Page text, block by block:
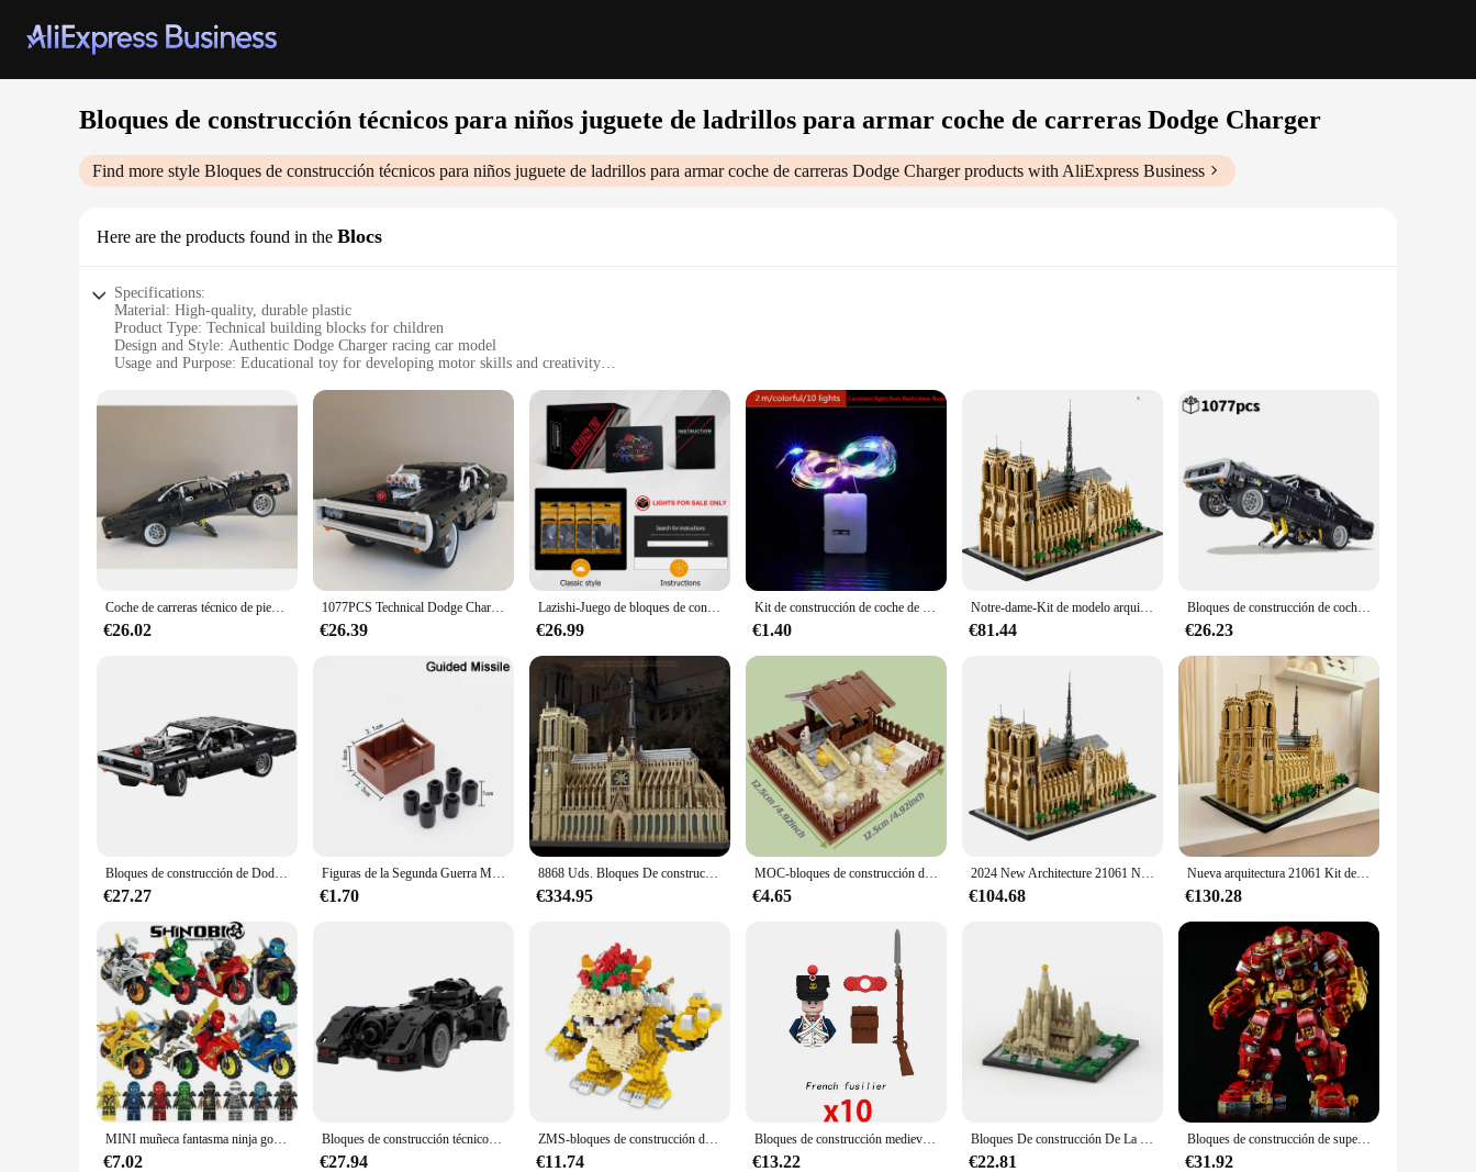
Bloques de construcción técnicos para niños juguete de ladrillos para armar coche de carreras Dodge Charger
Find more style Bloques de construcción técnicos para niños juguete de ladrillos para armar coche de carreras Dodge Chargerproducts with AliExpress Business
Here are the products found in the Blocs
Specifications:
Material: High-quality, durable plastic
Product Type: Technical building blocks for children
Design and Style: Authentic Dodge Charger racing car model
Usage and Purpose: Educational toy for developing motor skills and creativity
Shape and Size: Compact and easy to handle for young builders
**Engaging and Educational Playtime**
The Bloques de construcción técnicos para niños juguete de ladrillos para armar coche de carreras Dodge Charger is not just another toy; it's an engaging educational tool that helps children develop
their motor skills, hand-eye coordination, and problem-solving abilities. This set of technical building blocks is designed to replicate the iconic Dodge Charger racing car, making it an exciting project
for young builders. The blocks are made from high-quality, durable plastic, ensuring they can withstand the rigors of playtime and countless assemblies.
**Adaptive and Accessible for All**
The Bloques de construcción técnicos para niños juguete de ladrillos para armar coche de carreras Dodge Charger is not only a fun activity but also an inclusive one. It's designed to be accessible for
children aged 6 and up, making it an ideal gift for a wide range of ages. The compact and easy-to-handle blocks are perfect for young builders, promoting independence and confidence in their
construction abilities. The set is also a fantastic opportunity for parents and children to bond over a shared activity, fostering creativity and teamwork.
The Bloques de construcción técnicos para niños juguete de ladrillos para armar coche de carreras Dodge Charger is more than just a toy; it's a unique building experience. The set includes all the
necessary parts and accessories to assemble the Dodge Charger racing car, offering a sense of accomplishment upon completion. The blocks are not only fun to build but also to display, making them a
perfect addition to any child's room or play area. With its authentic design and style, this set transports children into the world of racing, sparking their imagination and creativity.
Coche de carreras técnico de piezas para niños, Dodge Charger 1077, modelo de bloques de construcción, juguetes en la película Fast Furious, regalo para niños, amigo, 42111
€26.02
1077PCS Technical Dodge Charger Racing Car Model Building Blocks 42111 Bricks Toys in Movie Fast Furious Gift For Boys Kids
€26.39
Lazishi-Juego de bloques de construcción LED 21061, adecuado para Notre Name de Paris, solo incluye accesorios de iluminación
€26.99
Kit de construcción de coche de carreras Fast Furious para niños, adolescentes y adultos, juguete técnico de piezas, 1077
€1.40
Notre-dame-Kit de modelo arquitectónico de París, juego de bloques de construcción coleccionables para adultos, Idea de regalo para amantes de la historia, 21061
€81.44
Bloques de construcción de coche técnico Dodged Charger para niños, modelo de película Fast And Furious, vehículo famoso, 42111 ladrillos, juguetes para niños, regalos
€26.23
Bloques de construcción de Dodge Charger para niños, coche de carreras para armar juguete de ladrillos, Serie Técnica, serie Fast Furious, ideal para regalo, código 42111
€27.27
Figuras de la Segunda Guerra Mundial para niños y niñas, Juguetes de bloques de construcción, accesorios de Armas, modelos de pistola de órgano gabardina de cañón, regalo para amigos, novedad
€1.70
8868 Uds. Bloques De construcción Notre Dame De París, modelo De construcción De fama mundial, juguetes De ensamblaje, decoración De escritorio para adultos, regalos para niños
€334.95
MOC-bloques de construcción de gallinero para niños, ladrillos de animales de granja de ciudad, Juguetes para niños y niñas, regalos de bricolaje
€4.65
2024 New Architecture 21061 Notre Dame de Cathedral Model Kit iconic Paris landmark Building Blocks Bricks Toys For Children
€104.68
Nueva arquitectura 21061 Kit de modelo de Notre Dame de Catedral icónico París punto de referencia bloques de construcción juguetes para niños regalos
€130.28
MINI muñeca fantasma ninja gold Lloyd Ni compatible con motocicleta genial ensamblada bloques de construcción muñeca niño juguete para regalo
€7.02
Bloques de construcción técnicos para niños, juguete de ladrillos para armar batimóvil 1989, modificado desde Doms 42111 Dodge Charger, ideal para regalo, novedad
€27.94
ZMS-bloques de construcción de Yoshe para niños, Juguetes de figuras de acción, Mario bowwser, Anime, bricolaje, regalos
€11.74
Bloques de construcción medievales para niños, Juguetes de bloques de construcción, militares de la Segunda Guerra Mundial, soldado, pistola, Mini oficial, caballeros, modelo
€13.22
Bloques De construcción De La Sagrada Família para niños, juguete De ladrillos De arquitectura, modelo clásico, regalo, 452 piezas
€22.81
Bloques de construcción de superhéroes de Marvel para niños y adultos, juguetes de bloques de construcción de superhéroes de Los Vengadores, Iron Man, Hulk, Buster Mecha, regalos para niños, más de 2000 piezas
€31.92